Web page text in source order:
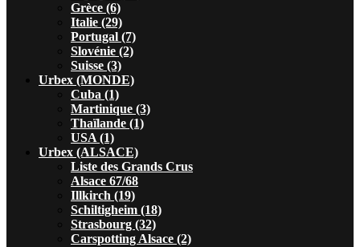
Grèce (6)
Italie (29)
Portugal (7)
Slovénie (2)
Suisse (3)
Urbex (MONDE)
Cuba (1)
Martinique (3)
Thaïlande (1)
USA (1)
Urbex (ALSACE)
Liste des Grands Crus
Alsace 67/68
Illkirch (19)
Schiltigheim (18)
Strasbourg (32)
Carspotting Alsace (2)